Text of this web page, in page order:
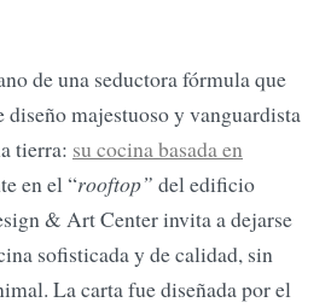
de una seductora fórmula que
diseño majestuoso y vanguardista
tierra: su cocina basada en
en el “rooftop” del edificio
& Art Center invita a dejarse
sofisticada y de calidad, sin
La carta fue diseñada por el